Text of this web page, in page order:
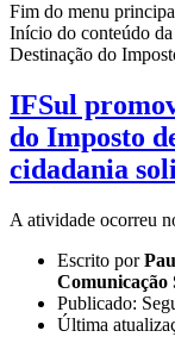
Fim do menu
Início do conteúdo da
Destinação do
IFSul
do Imposto
cidadania
A atividade ocorreu
Escrito por
Comunicação
Publicado:
Última